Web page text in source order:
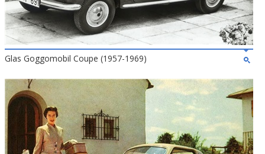
Glas Goggomobil Coupe (1957-1969)